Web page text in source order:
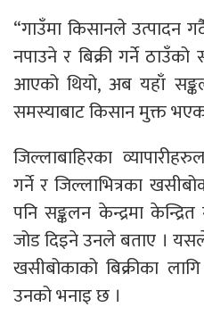
“गाउँमा किसानले उत्पादन
नपाउने र बिक्री गर्ने
आएको थियो, अब यहाँ
समस्याबाट किसान मुक्त
जिल्लाबाहिरका
गर्ने र जिल्लाभित्रका
पनि सङ्कलन केन्द्रमा केन्द्रित
जोड दिइने उनले बताए ।
खसीबोकाको बिक्रीका
उनको भनाइ छ ।